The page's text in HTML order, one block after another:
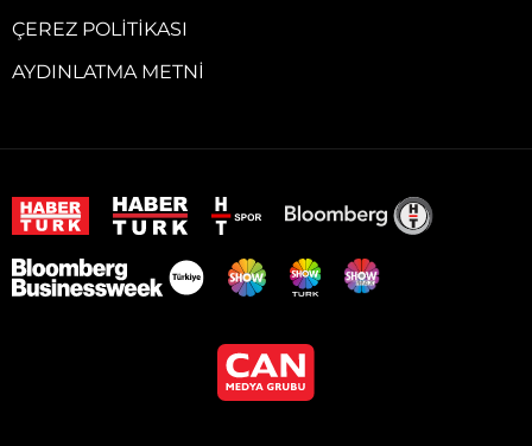
ÇEREZ POLITIKASI
AYDINLATMA METNI